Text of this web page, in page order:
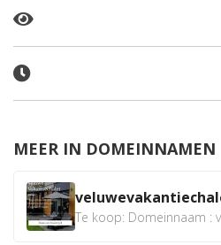
MEER IN DOMEINNAMEN